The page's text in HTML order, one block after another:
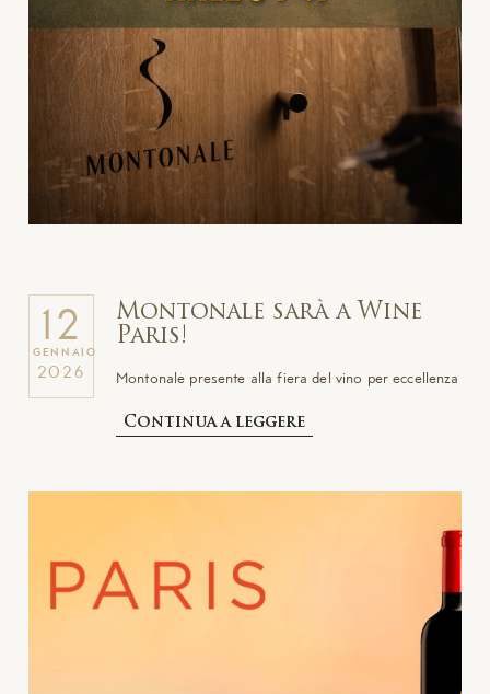
12
GENNAIO
2026
Montonale sarà a Wine
Paris!
Montonale presente alla fiera del vino per eccellenza
Continua a leggere